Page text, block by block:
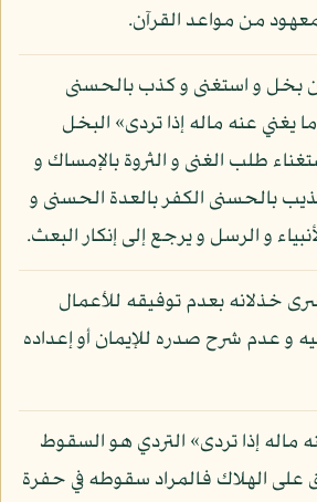
من مواعد القرآن.
بخل و استغنى و كذب بالحسنى
عنه ماله إذا تردى» البخل
طلب الغنى و الثروة بالإمساك و
بالحسنى الكفر بالعدة الحسنى و
و الرسل و يرجع إلى إنكار البعث.
خذلانه بعدم توفيقه للأعمال
و عدم شرح صدره للإيمان أو إعداده
ماله إذا تردى» التردي هو السقوط
الهلاك فالمراد سقوطه في حفرة